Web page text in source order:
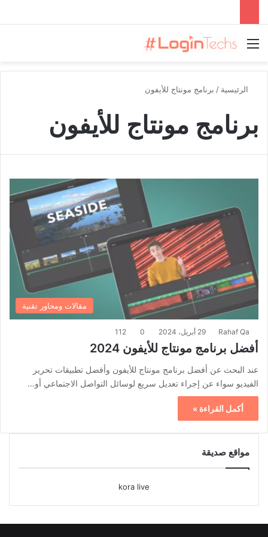
القائمة
الرئيسية / برنامج مونتاج للأيفون
برنامج مونتاج للأيفون
مقالات ومحاور تقنية
Rahaf Qa 29 أبريل، 2024 0
112
أفضل برنامج مونتاج للأيفون 2024
عند البحث عن أفضل برنامج مونتاج للأيفون وأفضل تطبيقات تحرير
الفيديو سواء عن إجراء تعديل سريع لوسائل التواصل الاجتماعي أو…
أكمل القراءة »
مواقع صديقة
kora live